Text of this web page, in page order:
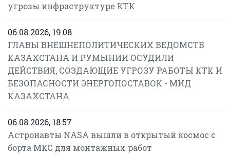
угрозы инфраструктуре КТК
06.08.2026, 19:08
ГЛАВЫ ВНЕШНЕПОЛИТИЧЕСКИХ ВЕДОМСТВ
КАЗАХСТАНА И РУМЫНИИ ОСУДИЛИ
ДЕЙСТВИЯ, СОЗДАЮЩИЕ УГРОЗУ РАБОТЫ КТК И
БЕЗОПАСНОСТИ ЭНЕРГОПОСТАВОК - МИД
КАЗАХСТАНА
06.08.2026, 18:57
Астронавты NASA вышли в открытый космос с
борта МКС для монтажных работ